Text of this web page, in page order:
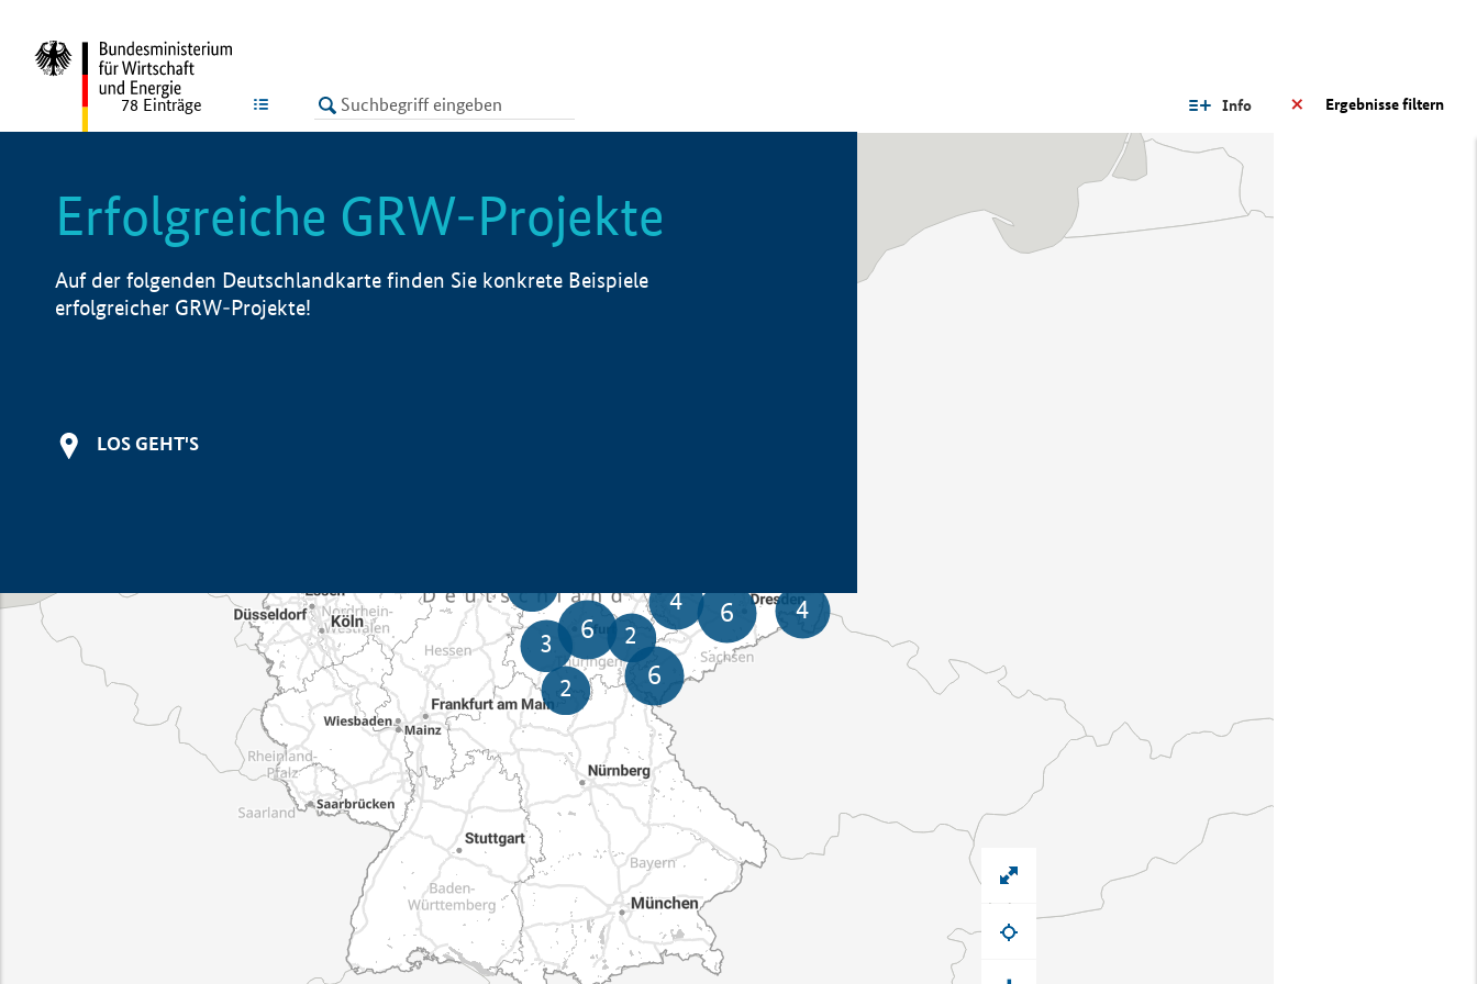
LISTE Ergebnisse filtern
Info
78 Einträge
Erfolgreiche GRW-Projekte
Auf der folgenden Deutschlandkarte finden Sie konkrete Beispiele
erfolgreicher GRW-Projekte!
LOS GEHT'S